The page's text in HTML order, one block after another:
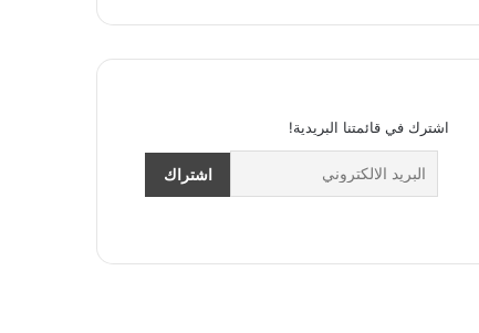
اشترك في قائمتنا البريدية!